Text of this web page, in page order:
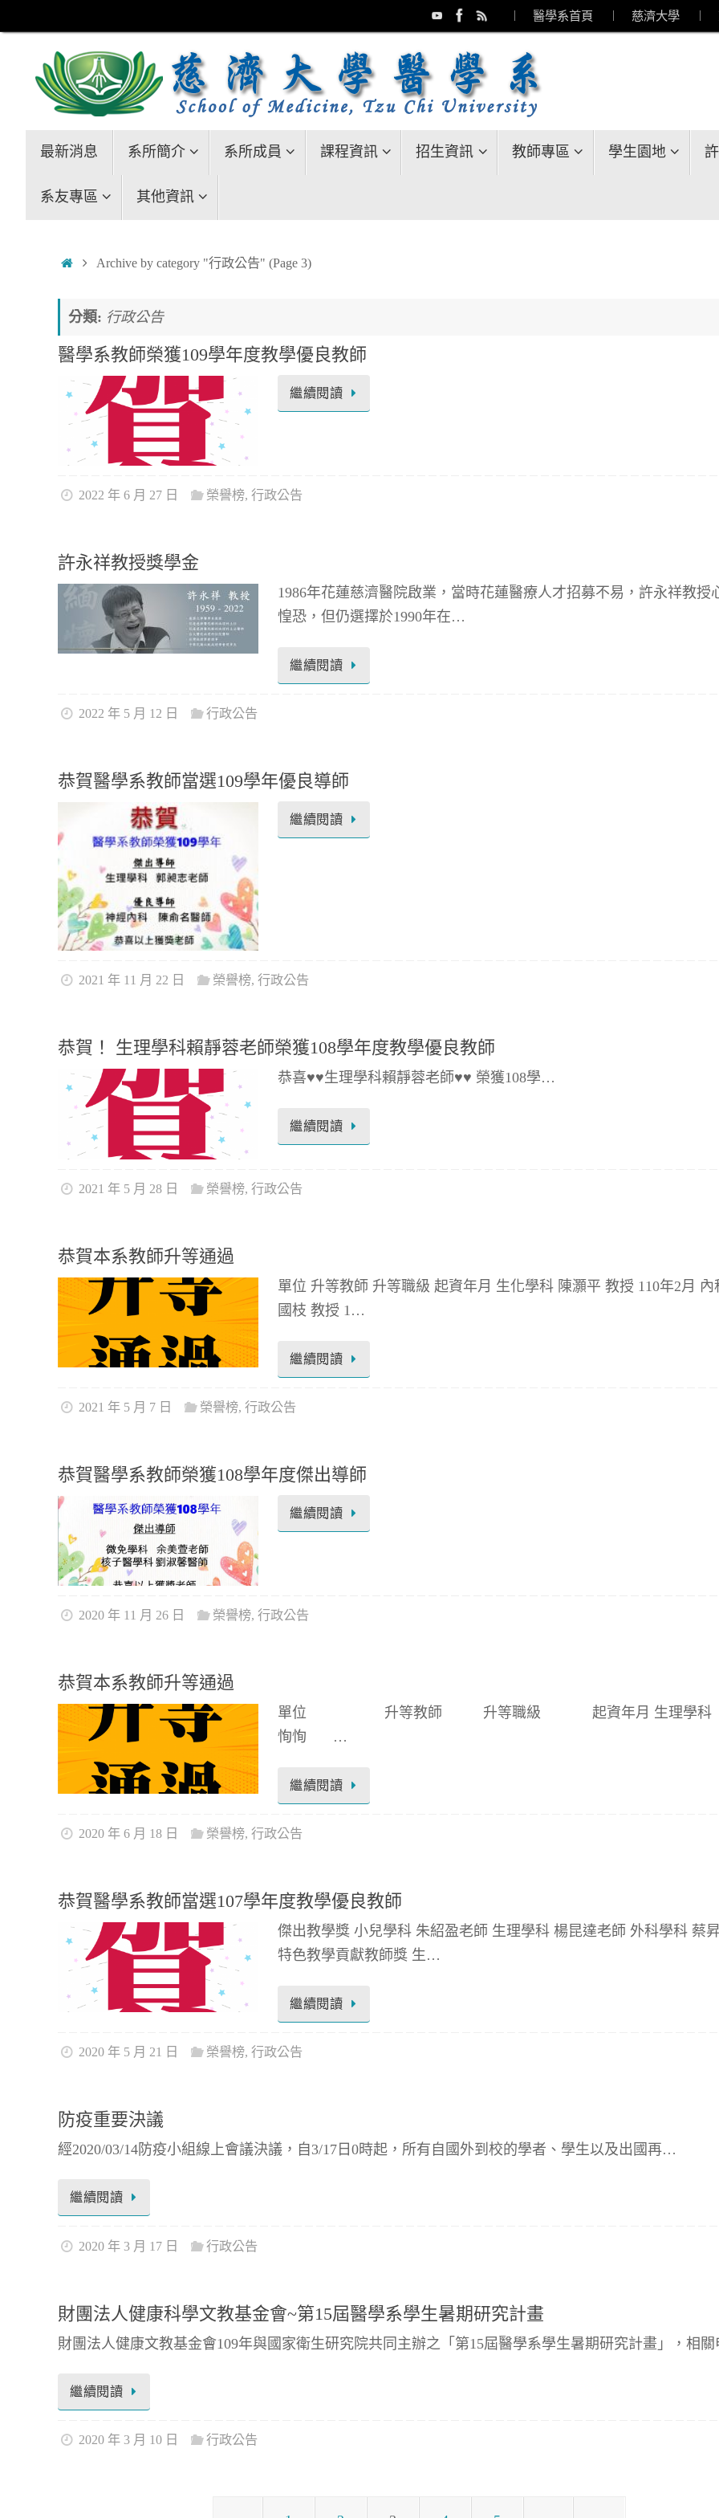
to
︱ 醫學系首頁 ︱ 慈濟大學 ︱
最新消息 系所簡介 系所成員 課程資訊 招生資訊 教師專區 學生園地
系友專區 其他資訊
HomeArchive by category "行政公告" (Page 3)
分類: 行政公告
醫學系教師榮獲109學年度教學優良教師
繼續閱讀
2022 年 6 月 27 日 榮譽榜, 行政公告
許永祥教授獎學金
1986年花蓮慈濟醫院啟業，當時花蓮醫療人才招募不易，許永祥教授
惶恐，但仍選擇於1990年在…
繼續閱讀
2022 年 5 月 12 日 行政公告
恭賀醫學系教師當選109學年優良導師
繼續閱讀
2021 年 11 月 22 日 榮譽榜, 行政公告
恭賀！ 生理學科賴靜蓉老師榮獲108學年度教學優良教師
恭喜♥♥生理學科賴靜蓉老師♥♥ 榮獲108學…
繼續閱讀
2021 年 5 月 28 日 榮譽榜, 行政公告
恭賀本系教師升等通過
單位 升等教師 升等職級 起資年月 生化學科 陳灝平 教授 110年2月 內
國枝 教授 1…
繼續閱讀
2021 年 5 月 7 日 榮譽榜, 行政公告
恭賀醫學系教師榮獲108學年度傑出導師
繼續閱讀
2020 年 11 月 26 日 榮譽榜, 行政公告
恭賀本系教師升等通過
單位 升等教師 升等職級 起資年月 生理
恂恂 …
繼續閱讀
2020 年 6 月 18 日 榮譽榜, 行政公告
恭賀醫學系教師當選107學年度教學優良教師
傑出教學獎 小兒學科 朱紹盈老師 生理學科 楊昆達老師 外科學科 蔡
特色教學貢獻教師獎 生…
繼續閱讀
2020 年 5 月 21 日 榮譽榜, 行政公告
防疫重要決議
經2020/03/14防疫小組線上會議決議，自3/17日0時起，所有自國外到校的學者、學生以及出國再…
繼續閱讀
2020 年 3 月 17 日 行政公告
財團法人健康科學文教基金會~第15屆醫學系學生暑期研究計畫
財團法人健康文教基金會109年與國家衛生研究院共同主辦之「第15屆醫學系學生暑期研究計畫」，相
繼續閱讀
2020 年 3 月 10 日 行政公告